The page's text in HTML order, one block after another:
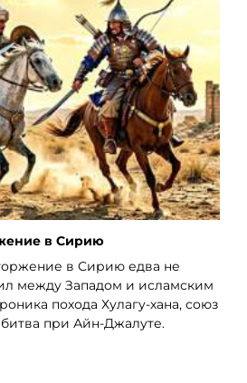
в Сирию
в Сирию едва не
между Западом и исламским
похода Хулагу-хана, союз
при Айн-Джалуте.